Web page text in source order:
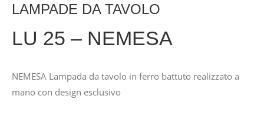
LAMPADE DA TAVOLO
LU 25 – NEMESA
NEMESA Lampada da tavolo in ferro battuto realizzato a
mano con design esclusivo